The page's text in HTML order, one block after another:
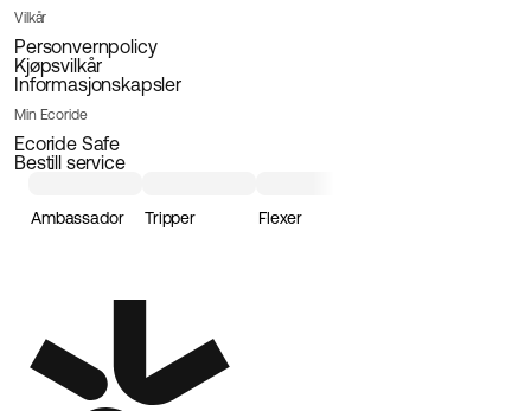
Vilkår
Personvernpolicy
Kjøpsvilkår
Informasjonskapsler
Min Ecoride
Ecoride Safe
Bestill service
Ambassador Tripper Flexer